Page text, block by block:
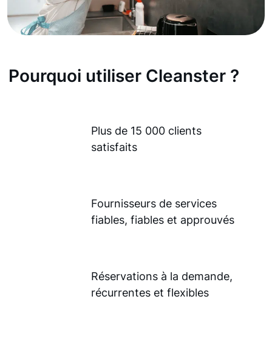
Pourquoi utiliser Cleanster ?
Plus de 15 000 clients
satisfaits
Fournisseurs de services
fiables, fiables et approuvés
Réservations à la demande,
récurrentes et flexibles